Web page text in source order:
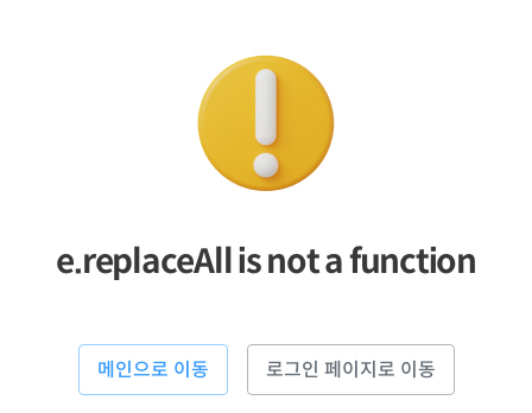
e.replaceAll is not a function
메인으로 이동 로그인 페이지로 이동